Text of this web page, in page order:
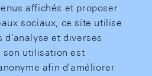
affichés et proposer
sociaux, ce site utilise
d'analyse et diverses
son utilisation est
afin d'améliorer